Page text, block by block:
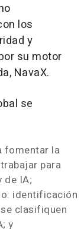
los
y
su motor
NavaX.
se
fomentar la
para
de IA;
identificación
clasifiquen
y